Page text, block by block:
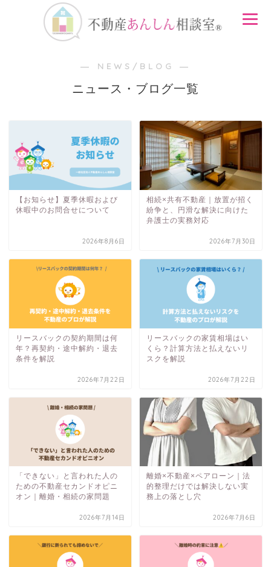
― NEWS/BLOG ―
ニュース・ブログ一覧
【お知らせ】夏季休暇および
休暇中のお問合せについて
2026年8月6日
相続×共有不動産｜放置が招く
紛争と、円滑な解決に向けた
弁護士の実務対応
2026年7月30日
リースバックの契約期間は何
年？再契約・途中解約・退去
条件を解説
2026年7月22日
リースバックの家賃相場はい
くら？計算方法と払えないリ
スクを解説
2026年7月22日
「できない」と言われた人の
ための不動産セカンドオピニ
オン｜離婚・相続の家問題
2026年7月14日
離婚×不動産×ペアローン｜法
的整理だけでは解決しない実
務上の落とし穴
2026年7月6日